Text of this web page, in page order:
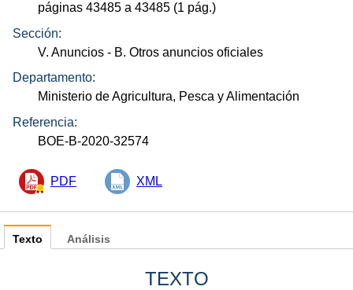
páginas 43485 a 43485 (1 pág.)
Sección:
V. Anuncios - B. Otros anuncios oficiales
Departamento:
Ministerio de Agricultura, Pesca y Alimentación
Referencia:
BOE-B-2020-32574
PDF XML
Texto
TEXTO
Análisis